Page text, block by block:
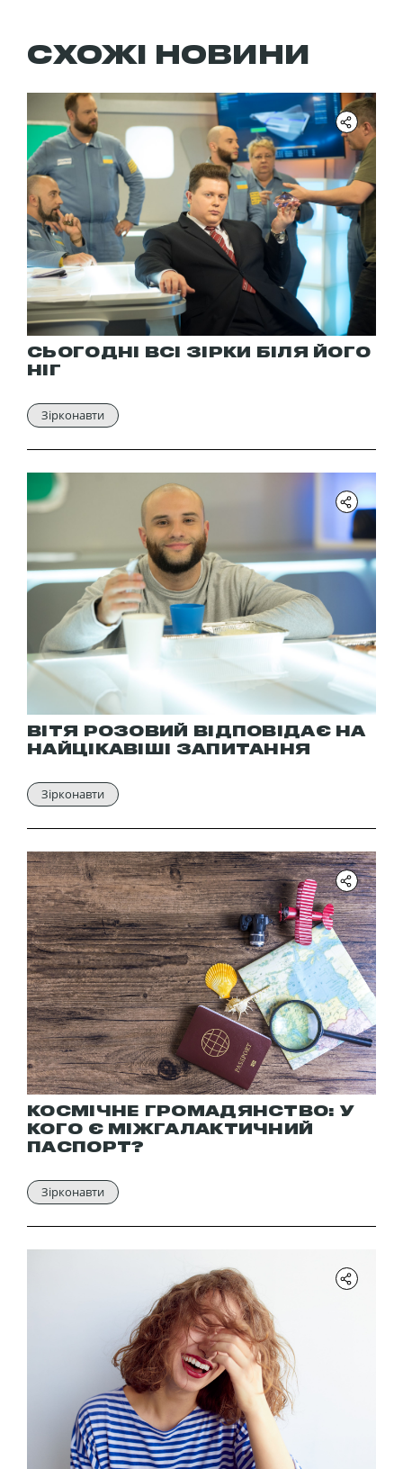
СХОЖІ НОВИНИ
СЬОГОДНІ ВСІ ЗІРКИ БІЛЯ ЙОГО
НІГ
Зірконавти
ВІТЯ РОЗОВИЙ ВІДПОВІДАЄ НА
НАЙЦІКАВІШІ ЗАПИТАННЯ
Зірконавти
КОСМІЧНЕ ГРОМАДЯНСТВО: У
КОГО Є МІЖГАЛАКТИЧНИЙ
ПАСПОРТ?
Зірконавти